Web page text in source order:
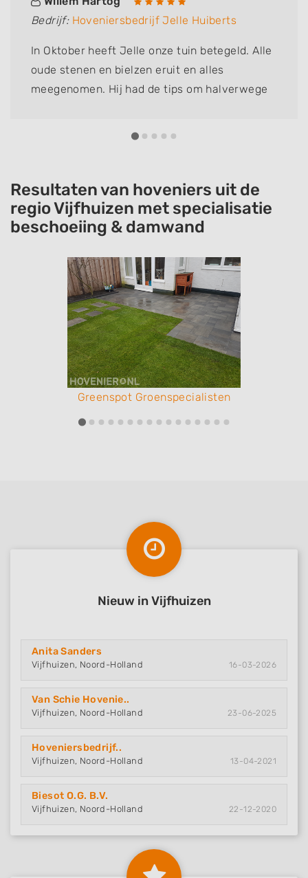
Bedrijf: Hoveniersbedrijf Jelle Huiberts
In Oktober heeft Jelle onze tuin betegeld. Alle
oude stenen en bielzen eruit en alles
meegenomen. Hij had de tips om halverwege
verdere tips voor de beplanting. Wij vinden
Jelle een super tuinman (hij kan nog zingen
ook) Wim en Tineke Hartog .
Resultaten van hoveniers uit de
regio Vijfhuizen met specialisatie
beschoeiing & damwand
Greenspot Groenspecialisten
Nieuw in Vijfhuizen
Anita Sanders
Vijfhuizen, Noord-Holland 16-03-2026
Van Schie Hovenie..
Vijfhuizen, Noord-Holland 23-06-2025
Hoveniersbedrijf..
Vijfhuizen, Noord-Holland 13-04-2021
Biesot O.G. B.V.
Vijfhuizen, Noord-Holland 22-12-2020